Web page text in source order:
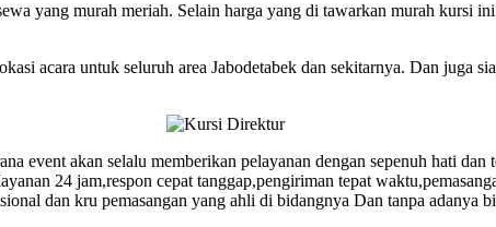
yang murah meriah. Selain harga yang di tawarkan murah kursi
acara untuk seluruh area Jabodetabek dan sekitarnya. Dan juga
event akan selalu memberikan pelayanan dengan sepenuh hati
24 jam,respon cepat tanggap,pengiriman tepat
dan kru pemasangan yang ahli di bidangnya Dan tanpa adanya